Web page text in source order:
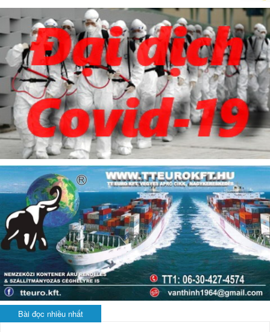
Bài đọc nhiều nhất